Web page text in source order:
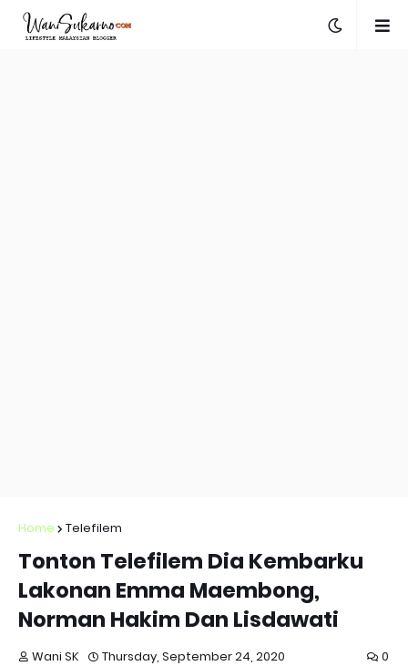
Home Telefilem
Tonton Telefilem Dia Kembarku
Lakonan Emma Maembong,
Norman Hakim Dan Lisdawati
Wani SK Thursday, September 24, 2020 0